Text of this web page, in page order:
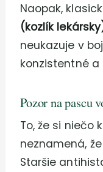
Naopak,
(kozlík
neukazuje v
konzistentné
Pozor na pascu
To, že si niečo
neznamená,
Staršie